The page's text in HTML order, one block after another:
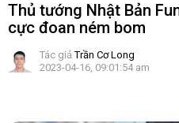
Thủ tướng Nhật Bản
cực đoan ném bom
Tác giả Trần Cơ Long
2023-04-16, 09:01:54 am